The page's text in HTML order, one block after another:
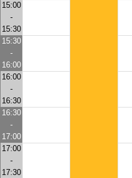
15:00
-
15:30
15:30
-
16:00
16:00
-
16:30
16:30
-
17:00
17:00
-
17:30